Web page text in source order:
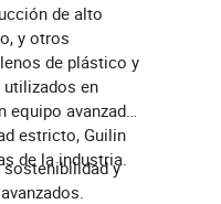
de alto
y otros
de plástico y
en
avanzado,
estricto, Guilin
de la industria.
sostenibilidad y